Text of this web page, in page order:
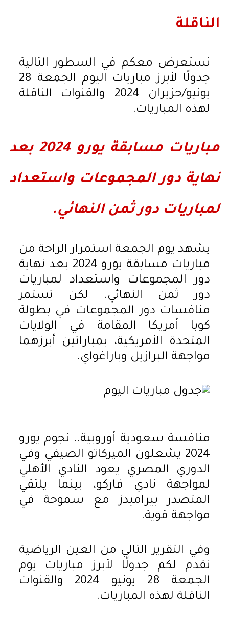
الناقلة
نستعرض معكم في السطور التالية
جدولًا لأبرز مباريات اليوم الجمعة 28
يونيو/حزيران 2024 والقنوات الناقلة
لهذه المباريات.
مباريات مسابقة يورو 2024 بعد
نهاية دور المجموعات واستعداد
لمباريات دور ثمن النهائي.
يشهد يوم الجمعة استمرار الراحة من
مباريات مسابقة يورو 2024 بعد نهاية
دور المجموعات واستعداد لمباريات
دور ثمن النهائي. لكن تستمر
منافسات دور المجموعات في بطولة
كوبا أمريكا المقامة في الولايات
المتحدة الأمريكية، بمباراتين أبرزهما
مواجهة البرازيل وباراغواي.
منافسة سعودية أوروبية.. نجوم يورو
2024 يشعلون الميركاتو الصيفي وفي
الدوري المصري يعود النادي الأهلي
لمواجهة نادي فاركو، بينما يلتقي
المتصدر بيراميدز مع سموحة في
مواجهة قوية.
وفي التقرير التالي من العين الرياضية
نقدم لكم جدولًا لأبرز مباريات يوم
الجمعة 28 يونيو 2024 والقنوات
الناقلة لهذه المباريات.